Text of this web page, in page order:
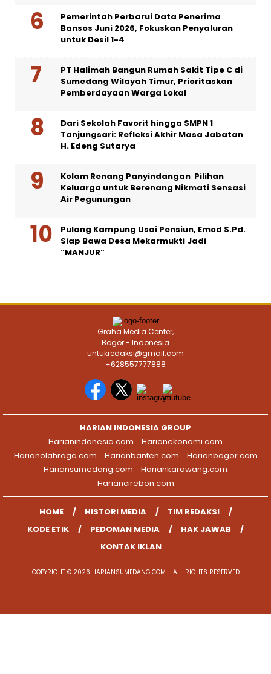
Pemerintah Perbarui Data Penerima
Bansos Juni 2026, Fokuskan Penyaluran
untuk Desil 1-4
PT Halimah Bangun Rumah Sakit Tipe C di
Sumedang Wilayah Timur, Prioritaskan
Pemberdayaan Warga Lokal
Dari Sekolah Favorit hingga SMPN 1
Tanjungsari: Refleksi Akhir Masa Jabatan
H. Edeng Sutarya
Kolam Renang Panyindangan Pilihan
Keluarga untuk Berenang Nikmati Sensasi
Air Pegunungan
Pulang Kampung Usai Pensiun, Emod S.Pd.
Siap Bawa Desa Mekarmukti Jadi
“MANJUR”
Graha Media Center,
Bogor - Indonesia
untukredaksi@gmail.com
+628557777888
HARIAN INDONESIA GROUP
Harianindonesia.com
Harianekonomi.com
Harianolahraga.com
Harianbanten.com
Harianbogor.com
Hariansumedang.com
Hariankarawang.com
Hariancirebon.com
HOME HISTORI MEDIA
TIM REDAKSI
KODE ETIK
PEDOMAN MEDIA
HAK JAWAB
KONTAK IKLAN
COPYRIGHT © 2026 HARIANSUMEDANG.COM - ALL RIGHTS RESERVED